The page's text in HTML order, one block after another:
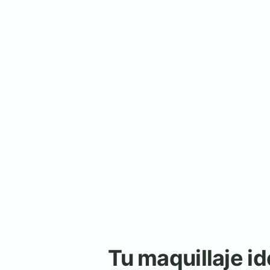
Tu maquillaje